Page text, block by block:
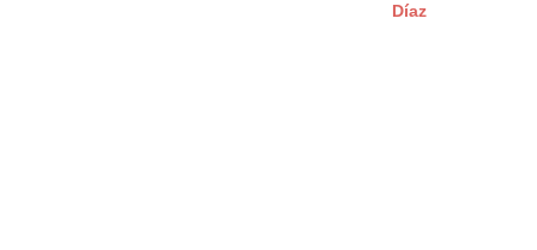
Díaz